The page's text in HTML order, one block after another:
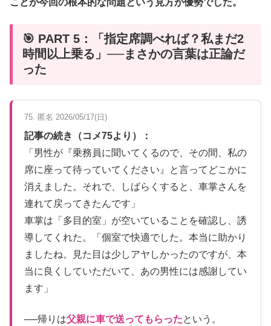
🎯 PART 5：「指定席調べれば？私まだ2
時間以上乗る」──まさかの言葉は正論だ
った
75. 匿名 2026/05/17(日)
記事の続き（コメ75より）：
「男性が『乗務員に聞いてくるので、その間、私の
席に座って待っていてください』と言ってどこかに
消えました。それで、しばらくすると、車掌さんを
連れて戻ってきたんです」
車掌は「多目的室」が空いていることを確認し、誘
導してくれた。「個室で快適でした。本当に助かり
ましたね。見た目は少しアヤしかったのですが、本
当に良くしていただいて、あの男性には感謝してい
ます」
──帰りは父親に車で送ってもらったという。